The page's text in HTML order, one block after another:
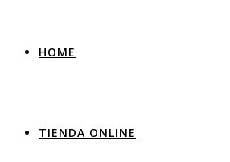
HOME
TIENDA ONLINE